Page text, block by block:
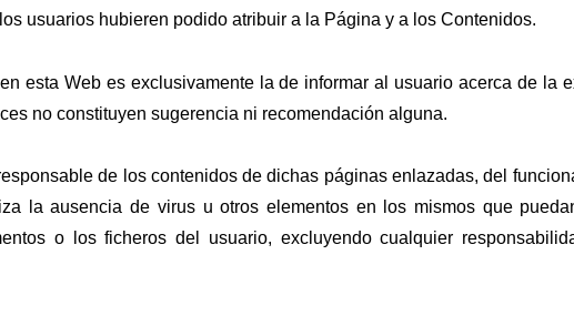
usuarios hubieren podido atribuir a la Página y a los Contenidos.
esta Web es exclusivamente la de informar al usuario acerca de la
no constituyen sugerencia ni recomendación alguna.
de los contenidos de dichas páginas enlazadas, del
la ausencia de virus u otros elementos en los mismos que
o los ficheros del usuario, excluyendo cualquier